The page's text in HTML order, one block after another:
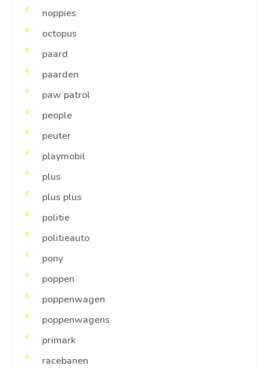
noppies
octopus
paard
paarden
paw patrol
people
peuter
playmobil
plus
plus plus
politie
politieauto
pony
poppen
poppenwagen
poppenwagens
primark
racebanen